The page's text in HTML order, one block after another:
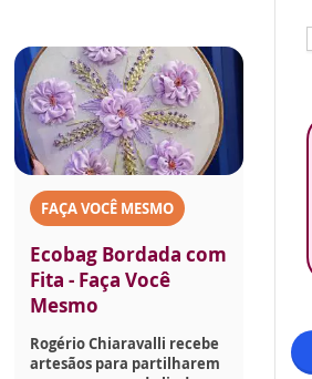
FAÇA VOCÊ MESMO
Ecobag Bordada com
Fita - Faça Você
Mesmo
Rogério Chiaravalli recebe
artesãos para partilharem